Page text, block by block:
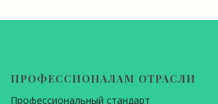
ПРОФЕССИОНАЛАМ ОТРАСЛИ
Профессиональный стандарт